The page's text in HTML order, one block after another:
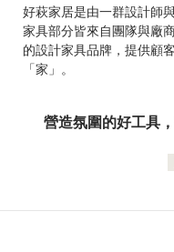
好萩家居是由一群設計師
家具部分皆來自團隊與廠
的設計家具品牌，提供顧
「家」。
營造氛圍的好工具